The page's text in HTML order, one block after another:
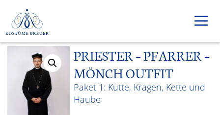
Inhalt
springen
PRIESTER – PFARRER –
MÖNCH OUTFIT
Kutte, Kragen, Kette und
Haube